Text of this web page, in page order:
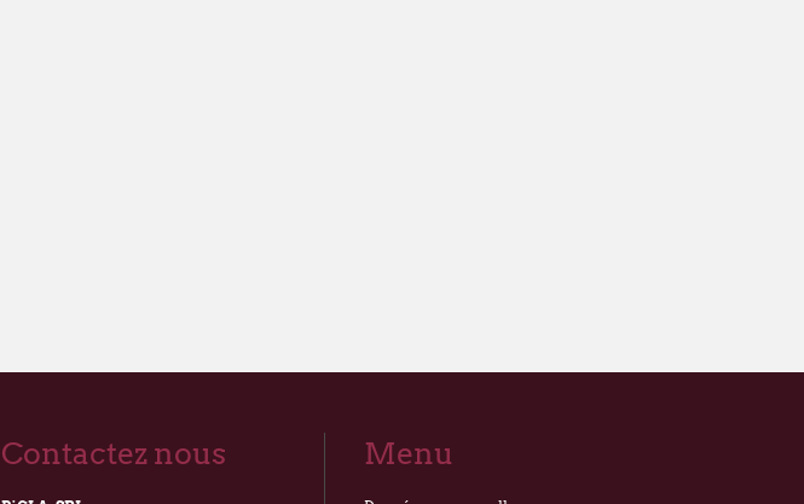
Contactez nous Menu